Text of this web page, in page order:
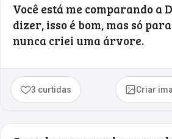
Você está me comparando a
dizer, isso é bom, mas só
nunca criei uma árvore.
3 curtidas Criar